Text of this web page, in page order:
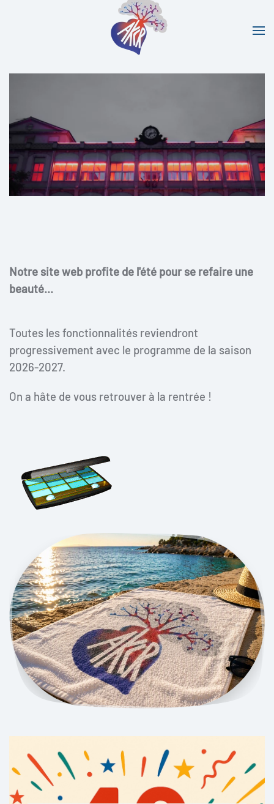
Accéder au contenu principal
Notre site web profite de l'été pour se refaire une
beauté...
Toutes les fonctionnalités reviendront
progressivement avec le programme de la saison
2026-2027.
On a hâte de vous retrouver à la rentrée !